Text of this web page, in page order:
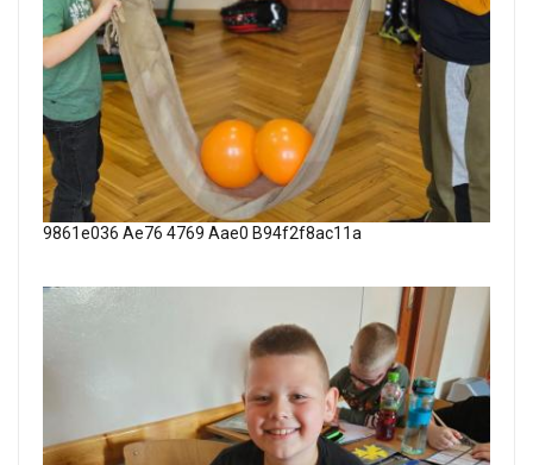
9861e036 Ae76 4769 Aae0 B94f2f8ac11a